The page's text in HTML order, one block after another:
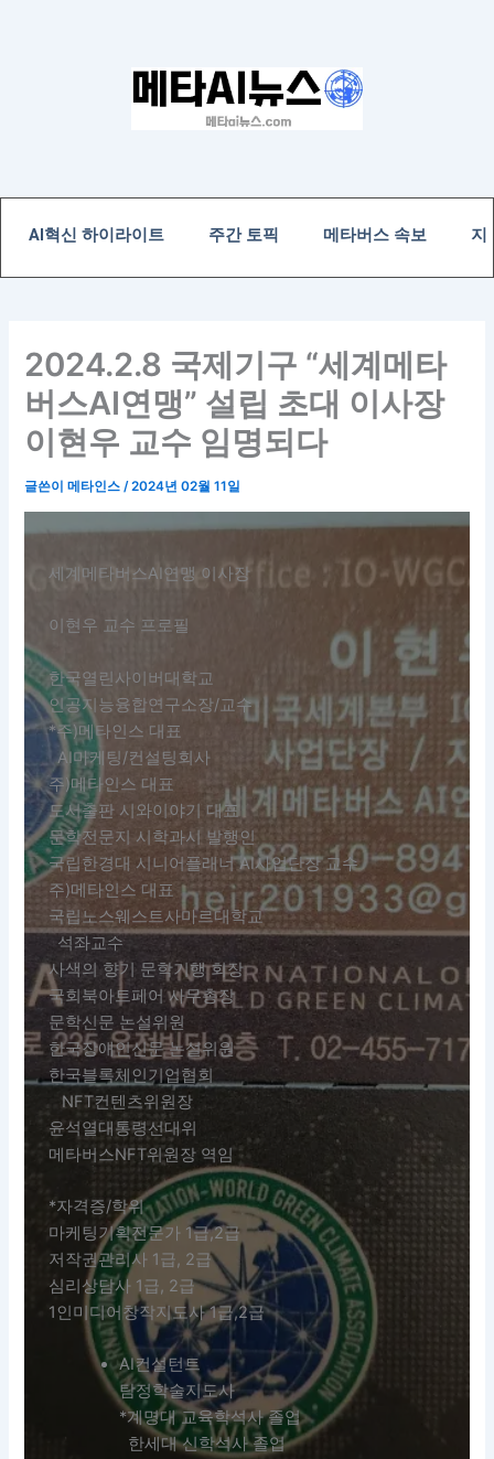
기
AI혁신 하이라이트
주간 토픽 메타버스 속보 지
2024.2.8 국제기구 “세계메타
버스AI연맹” 설립 초대 이사장
이현우 교수 임명되다
글쓴이메타인스 /2024년 02월 11일
세계메타버스AI연맹 이사장
이현우 교수 프로필
한국열린사이버대학교
인공지능융합연구소장/교수
*주)메타인스 대표
AI마케팅/컨설팅회사
주)메타인스 대표
도서출판 시와이야기 대표
문학전문지 시학과시 발행인
국립한경대 시니어플래너 AI사업단장 교수
주)메타인스 대표
국립노스웨스트사마르대학교
석좌교수
사색의 향기 문학기행 회장
국회북아트페어 사무총장
문학신문 논설위원
한국장애인신문 논설위원
한국블록체인기업협회
NFT컨텐츠위원장
윤석열대통령선대위
메타버스NFT위원장 역임
*자격증/학위
마케팅기획전문가 1급,2급
저작권관리사 1급, 2급
심리상담사 1급, 2급
1인미디어창작지도사 1급,2급
AI컨설턴트
탐정학술지도사
*계명대 교육학석사 졸업
한세대 신학석사 졸업